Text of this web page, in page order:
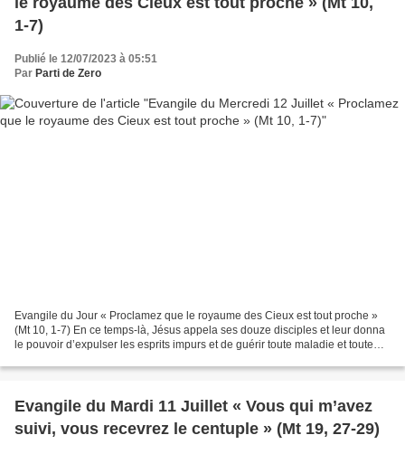
1-7)
Publié le 12/07/2023 à 05:51
Par Parti de Zero
Evangile du Jour « Proclamez que le royaume des Cieux est tout proche »
(Mt 10, 1-7) En ce temps-là, Jésus appela ses douze disciples et leur donna
le pouvoir d’expulser les esprits impurs et de guérir toute maladie et toute
Evangile du Mardi 11 Juillet « Vous qui m’avez
suivi, vous recevrez le centuple » (Mt 19, 27-29)